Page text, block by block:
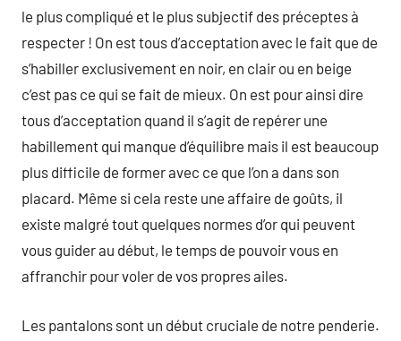
le plus compliqué et le plus subjectif des préceptes à
respecter ! On est tous d’acceptation avec le fait que de
s’habiller exclusivement en noir, en clair ou en beige
c’est pas ce qui se fait de mieux. On est pour ainsi dire
tous d’acceptation quand il s’agit de repérer une
habillement qui manque d’équilibre mais il est beaucoup
plus difficile de former avec ce que l’on a dans son
placard. Même si cela reste une affaire de goûts, il
existe malgré tout quelques normes d’or qui peuvent
vous guider au début, le temps de pouvoir vous en
affranchir pour voler de vos propres ailes.
Les pantalons sont un début cruciale de notre penderie.